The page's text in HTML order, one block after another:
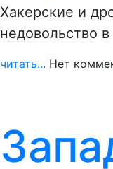
Хакерские и
недовольство
читать... Нет